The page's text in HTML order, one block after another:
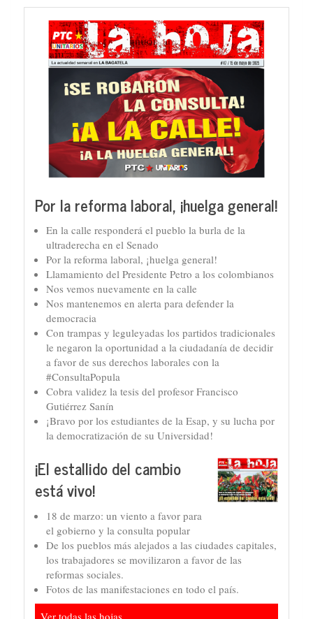
Por la reforma laboral, ¡huelga general!
En la calle responderá el pueblo la burla de la
ultraderecha en el Senado
Por la reforma laboral, ¡huelga general!
Llamamiento del Presidente Petro a los colombianos
Nos vemos nuevamente en la calle
Nos mantenemos en alerta para defender la
democracia
Con trampas y leguleyadas los partidos tradicionales
le negaron la oportunidad a la ciudadanía de decidir
a favor de sus derechos laborales con la
#ConsultaPopula
Cobra validez la tesis del profesor Francisco
Gutiérrez Sanín
¡Bravo por los estudiantes de la Esap, y su lucha por
la democratización de su Universidad!
¡El estallido del cambio
está vivo!
18 de marzo: un viento a favor para
el gobierno y la consulta popular
De los pueblos más alejados a las ciudades capitales,
los trabajadores se movilizaron a favor de las
reformas sociales.
Fotos de las manifestaciones en todo el país.
Ver todas las hojas